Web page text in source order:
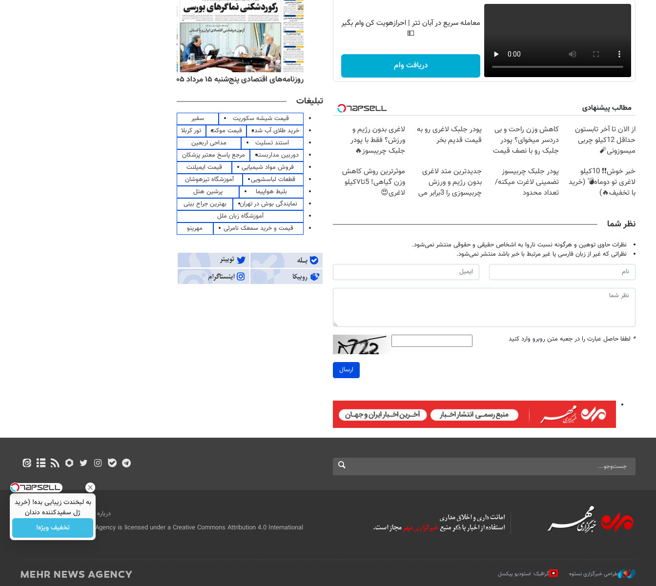
معامله سریع در آبان تتر | احرازهویت کن وام بگیر
💵
دریافت وام
مطالب پیشنهادی
از الان تا آخر تابستون
حداقل 12کیلو چربی
میسوزونی🧨
کاهش وزن راحت و بی
دردسر میخوای؟ پودر
جلبک رو با نصف قیمت
پودر جلبک لاغری رو به
قیمت قدیم بخر
لاغری بدون رژیم و
ورزش؟ فقط با پودر
جلبک چریبسوز🔥
خبر خوش❗❗ 10کیلو
لاغری تو دوماه💣 (خرید
با تخفیف🔥)
پودر جلبک چربیسوز
تضمینی لاغرت میکنه/
تعداد محدود
جدیدترین متد لاغری
بدون رژیم و ورزش
چربیسوزی را 3برابر می
موثرترین روش کاهش
وزن گیاهی! 5تا۷کیلو
لاغری😍
نظر شما
نظرات حاوی توهین و هرگونه نسبت ناروا به اشخاص حقیقی و حقوقی منتشر نمی‌شود.
نظراتی که غیر از زبان فارسی یا غیر مرتبط با خبر باشد منتشر نمی‌شود.
* لطفا حاصل عبارت را در جعبه متن روبرو وارد کنید
ارسال
روزنامه‌های صبح پنج‌شنبه ۱۵ مرداد ۱۴۰۵ روزنامه‌های ورزشی پنج‌شنبه ۱۵ مرداد ۱۴۰۵ روزنامه‌های اقتصادی پنج‌شنبه ۱۵ مرداد ۱۴۰۵
تبلیغات
قیمت شیشه سکوریت
سفیر
خرید طلای آب شده
قیمت موکت
تور کربلا
استند تسلیت
مداحی اربعین
دوربین مداربسته
مرجع پاسخ معتبر پزشکان
فروش مواد شیمیایی
قیمت ایمپلنت
قطعات لباسشویی
آموزشگاه تیزهوشان
بلیط هواپیما
پرشین هتل
نمایندگی بوش در تهران
بهترین جراح بینی
آموزشگاه زبان ملل
قیمت و خرید سمعک نامرئی
مهرینو
درباره ما تماس با ما
بازرگانی
All Content by Mehr News Agency is licensed under a Creative Commons Attribution 4.0 International
License.
طراحی خبرگزاری نستوه گرافیک: استودیو پیکسل
به لبخندت زیبایی بده! (خرید
ژل سفیدکننده دندان
با40%تخفیف)تخفیف ویژه!